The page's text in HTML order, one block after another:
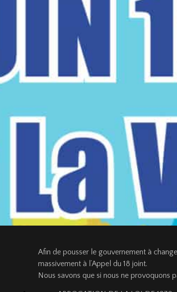
Afin de pousser le gouvernement à
massivement à l’Appel du 18 joint.
Nous savons que si nous ne provoquons